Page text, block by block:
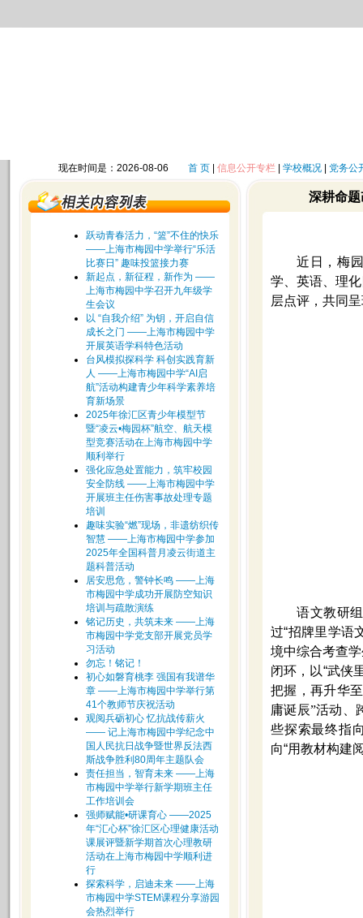
现在时间是：2026-08-06 首 页| 信息公开专栏| 学校概况| 党务公
跃动青春活力，“篮”不住的快乐
——上海市梅园中学举行“乐活
比赛日” 趣味投篮接力赛
新起点，新征程，新作为 ——
上海市梅园中学召开九年级学
生会议
以 “自我介绍” 为钥，开启自信
成长之门 ——上海市梅园中学
开展英语学科特色活动
台风模拟探科学 科创实践育新
人 ——上海市梅园中学“AI启
航”活动构建青少年科学素养培
育新场景
2025年徐汇区青少年模型节
暨“凌云•梅园杯”航空、航天模
型竞赛活动在上海市梅园中学
顺利举行
强化应急处置能力，筑牢校园
安全防线 ——上海市梅园中学
开展班主任伤害事故处理专题
培训
趣味实验“燃”现场，非遗纺织传
智慧 ——上海市梅园中学参加
2025年全国科普月凌云街道主
题科普活动
居安思危，警钟长鸣 ——上海
市梅园中学成功开展防空知识
培训与疏散演练
铭记历史，共筑未来 ——上海
市梅园中学党支部开展党员学
习活动
勿忘！铭记！
初心如磐育桃李 强国有我谱华
章 ——上海市梅园中学举行第
41个教师节庆祝活动
观阅兵砺初心 忆抗战传薪火
—— 记上海市梅园中学纪念中
国人民抗日战争暨世界反法西
斯战争胜利80周年主题队会
责任担当，智育未来 ——上海
市梅园中学举行新学期班主任
工作培训会
强师赋能•研课育心 ——2025
年“汇心杯”徐汇区心理健康活动
课展评暨新学期首次心理教研
活动在上海市梅园中学顺利进
行
探索科学，启迪未来 ——上海
市梅园中学STEM课程分享游园
会热烈举行
深耕命
近日，梅
学、英语、理
层点评，共同
语文教研
过“招牌里学语
境中综合考查
闭环，以“武侠
把握，再升华
庸诞辰”活动、
些探索最终指
向“用教材构建